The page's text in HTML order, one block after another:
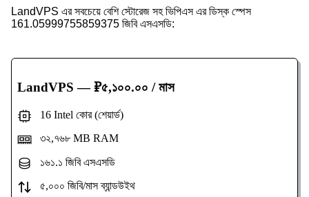
LandVPS এর সবচেয়ে বেশি স্টোরেজ সহ ভিপিএস এর ডিস্ক স্পেস
161.05999755859375 জিবি এসএসডি:
LandVPS — ₽৫,১০০.০০ / মাস
16 Intel কোর (শেয়ার্ড)
৩২,৭৬৮ MB RAM
১৬১.১ জিবি এসএসডি
৫,০০০ জিবি/মাস ব্যান্ডউইথ